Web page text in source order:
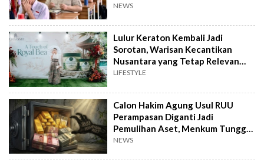
NEWS
Lulur Keraton Kembali Jadi
Sorotan, Warisan Kecantikan
Nusantara yang Tetap Relevan
hingga Kini
LIFESTYLE
Calon Hakim Agung Usul RUU
Perampasan Diganti Jadi
Pemulihan Aset, Menkum Tunggu
Langkah DPR
NEWS